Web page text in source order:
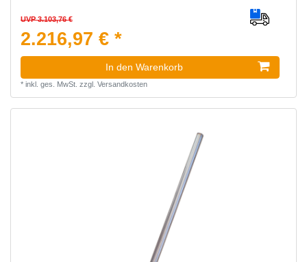
UVP 3.103,76 €
2.216,97 € *
In den Warenkorb
* inkl. ges. MwSt. zzgl. Versandkosten